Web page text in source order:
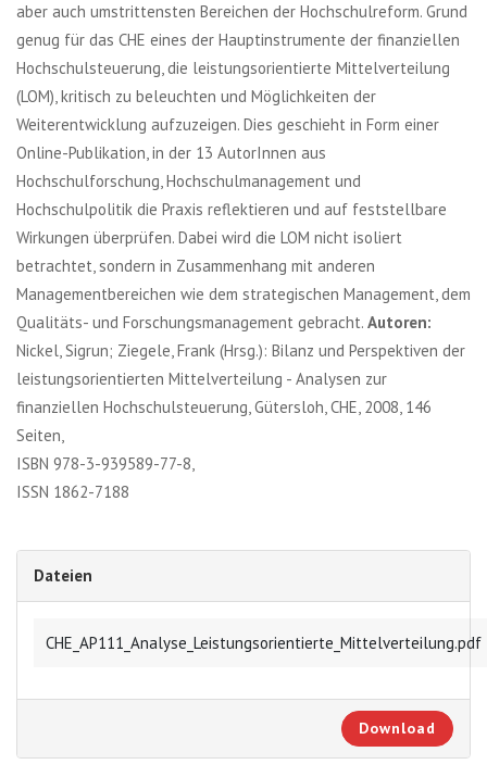
aber auch umstrittensten Bereichen der Hochschulreform. Grund
genug für das CHE eines der Hauptinstrumente der finanziellen
Hochschulsteuerung, die leistungsorientierte Mittelverteilung
(LOM), kritisch zu beleuchten und Möglichkeiten der
Weiterentwicklung aufzuzeigen. Dies geschieht in Form einer
Online-Publikation, in der 13 AutorInnen aus
Hochschulforschung, Hochschulmanagement und
Hochschulpolitik die Praxis reflektieren und auf feststellbare
Wirkungen überprüfen. Dabei wird die LOM nicht isoliert
betrachtet, sondern in Zusammenhang mit anderen
Managementbereichen wie dem strategischen Management, dem
Qualitäts- und Forschungsmanagement gebracht. Autoren:
Nickel, Sigrun; Ziegele, Frank (Hrsg.): Bilanz und Perspektiven der
leistungsorientierten Mittelverteilung - Analysen zur
finanziellen Hochschulsteuerung, Gütersloh, CHE, 2008, 146
Seiten,
ISBN 978-3-939589-77-8,
ISSN 1862-7188
Dateien
CHE_AP111_Analyse_Leistungsorientierte_Mittelverteilung.pdf
Download